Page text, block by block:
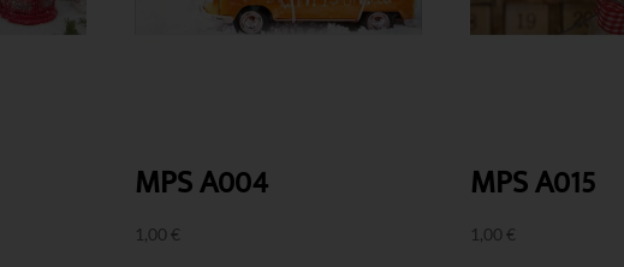
MPS A004
1,00 €
MPS A015
1,00 €